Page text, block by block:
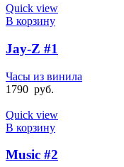
Quick view
В корзину
Jay-Z #1
Часы из винила
1790 руб.
Quick view
В корзину
Music #2